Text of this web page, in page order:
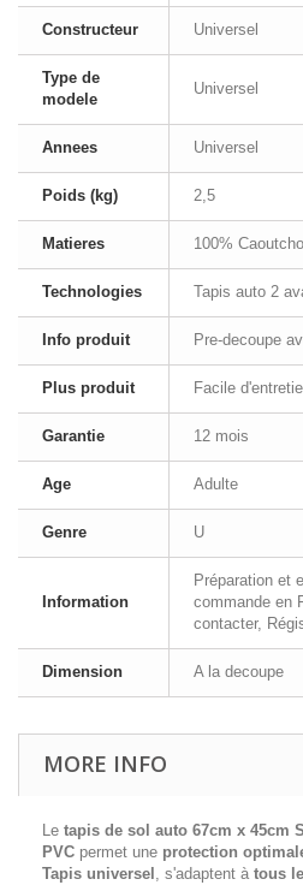
Constructeur Universel
Type de
modele
Universel
Annees Universel
Poids (kg) 2,5
Matieres 100%
Technologies Tapis auto 2
Info produit Pre-decoupe
Plus produit Facile
Garantie 12 mois
Age Adulte
Genre U
Information
Préparation et
commande en
contacter,
Dimension A la decoupe
MORE INFO
Le tapis de sol auto 67cm x 45cm
PVC permet une protection
Tapis universel , s'adaptent à tous